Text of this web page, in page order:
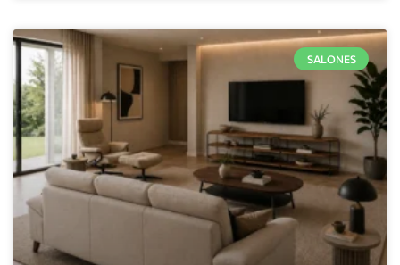
SALONES